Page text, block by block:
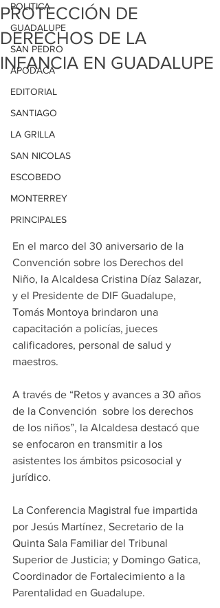
POLITICA
GUADALUPE
SAN PEDRO
APODACA
EDITORIAL
SANTIAGO
LA GRILLA
SAN NICOLAS
ESCOBEDO
MONTERREY
PRINCIPALES
PROTECCIÓN DE
DERECHOS DE LA
INFANCIA EN GUADALUPE
En el marco del 30 aniversario de la
Convención sobre los Derechos del
Niño, la Alcaldesa Cristina Díaz Salazar,
y el Presidente de DIF Guadalupe,
Tomás Montoya brindaron una
capacitación a policías, jueces
calificadores, personal de salud y
maestros.
A través de “Retos y avances a 30 años
de la Convención  sobre los derechos
de los niños”, la Alcaldesa destacó que
se enfocaron en transmitir a los
asistentes los ámbitos psicosocial y
jurídico.
La Conferencia Magistral fue impartida
por Jesús Martínez, Secretario de la
Quinta Sala Familiar del Tribunal
Superior de Justicia; y Domingo Gatica,
Coordinador de Fortalecimiento a la
Parentalidad en Guadalupe.